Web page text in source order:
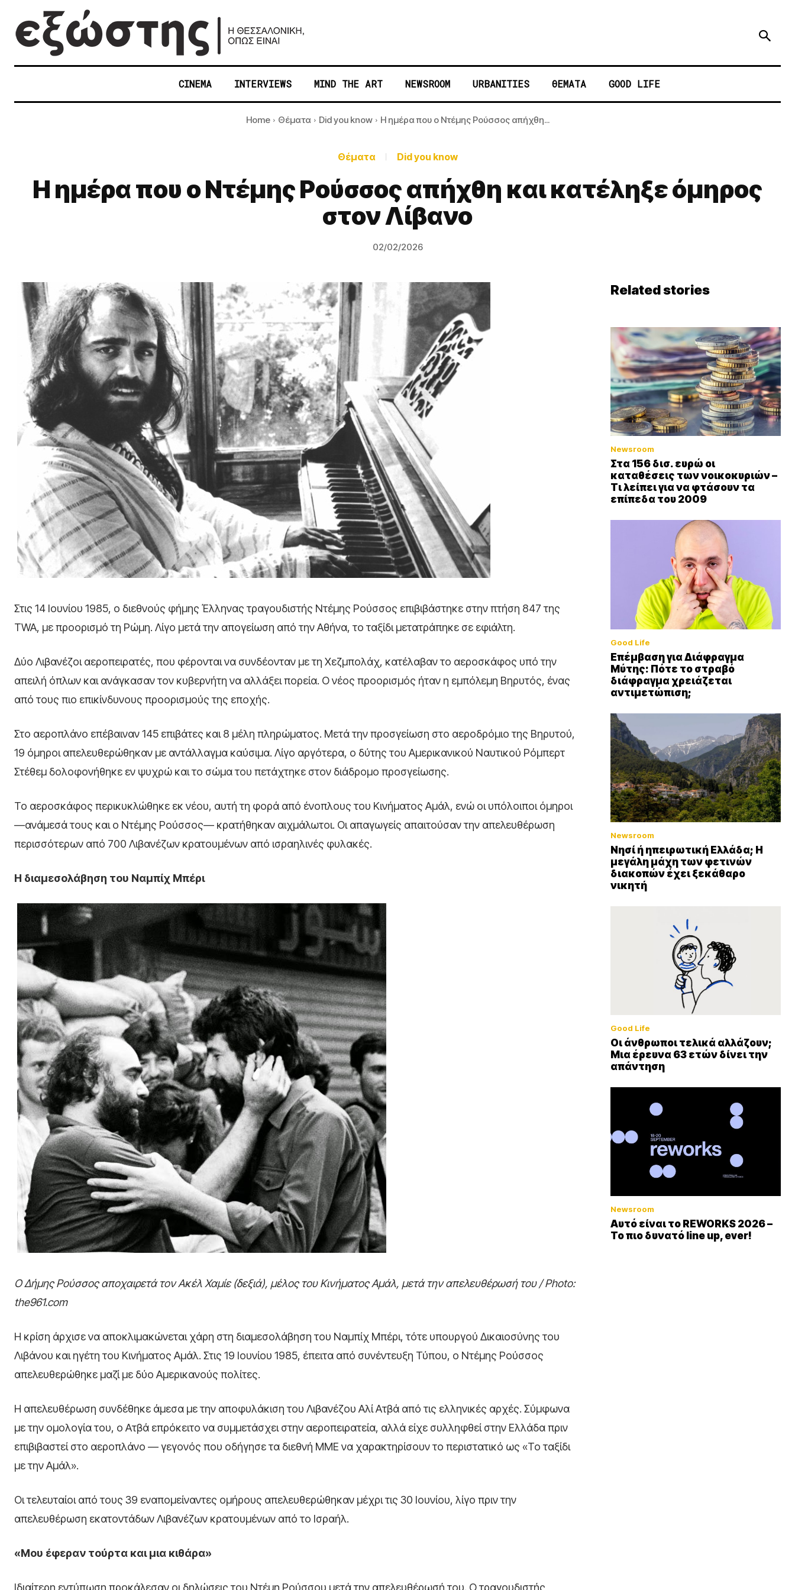
CINEMA INTERVIEWS MIND THE ART NEWSROOM URBANITIES ΘΕΜΑΤΑ GOOD LIFE
Home Θέματα Did you know Η ημέρα που ο Ντέμης Ρούσσος απήχθη...
Θέματα Did you know
Η ημέρα που ο Ντέμης Ρούσσος απήχθη και κατέληξε όμηρος
στον Λίβανο
02/02/2026
Στις 14 Ιουνίου 1985, ο διεθνούς φήμης Έλληνας τραγουδιστής Ντέμης Ρούσσος επιβιβάστηκε στην πτήση 847 της
TWA, με προορισμό τη Ρώμη. Λίγο μετά την απογείωση από την Αθήνα, το ταξίδι μετατράπηκε σε εφιάλτη.
Δύο Λιβανέζοι αεροπειρατές, που φέρονται να συνδέονταν με τη Χεζμπολάχ, κατέλαβαν το αεροσκάφος υπό την
απειλή όπλων και ανάγκασαν τον κυβερνήτη να αλλάξει πορεία. Ο νέος προορισμός ήταν η εμπόλεμη Βηρυτός, ένας
από τους πιο επικίνδυνους προορισμούς της εποχής.
Στο αεροπλάνο επέβαιναν 145 επιβάτες και 8 μέλη πληρώματος. Μετά την προσγείωση στο αεροδρόμιο της Βηρυτού,
19 όμηροι απελευθερώθηκαν με αντάλλαγμα καύσιμα. Λίγο αργότερα, ο δύτης του Αμερικανικού Ναυτικού Ρόμπερτ
Στέθεμ δολοφονήθηκε εν ψυχρώ και το σώμα του πετάχτηκε στον διάδρομο προσγείωσης.
Το αεροσκάφος περικυκλώθηκε εκ νέου, αυτή τη φορά από ένοπλους του Κινήματος Αμάλ, ενώ οι υπόλοιποι όμηροι
—ανάμεσά τους και ο Ντέμης Ρούσσος— κρατήθηκαν αιχμάλωτοι. Οι απαγωγείς απαιτούσαν την απελευθέρωση
περισσότερων από 700 Λιβανέζων κρατουμένων από ισραηλινές φυλακές.
Η διαμεσολάβηση του Ναμπίχ Μπέρι
Ο Δήμης Ρούσσος αποχαιρετά τον Ακέλ Χαμίε (δεξιά), μέλος του Κινήματος Αμάλ, μετά την απελευθέρωσή του / Photo:
the961.com
Η κρίση άρχισε να αποκλιμακώνεται χάρη στη διαμεσολάβηση του Ναμπίχ Μπέρι, τότε υπουργού Δικαιοσύνης του
Λιβάνου και ηγέτη του Κινήματος Αμάλ. Στις 19 Ιουνίου 1985, έπειτα από συνέντευξη Τύπου, ο Ντέμης Ρούσσος
απελευθερώθηκε μαζί με δύο Αμερικανούς πολίτες.
Η απελευθέρωση συνδέθηκε άμεσα με την αποφυλάκιση του Λιβανέζου Αλί Ατβά από τις ελληνικές αρχές. Σύμφωνα
με την ομολογία του, ο Ατβά επρόκειτο να συμμετάσχει στην αεροπειρατεία, αλλά είχε συλληφθεί στην Ελλάδα πριν
επιβιβαστεί στο αεροπλάνο — γεγονός που οδήγησε τα διεθνή ΜΜΕ να χαρακτηρίσουν το περιστατικό ως «Το ταξίδι
με την Αμάλ».
Οι τελευταίοι από τους 39 εναπομείναντες ομήρους απελευθερώθηκαν μέχρι τις 30 Ιουνίου, λίγο πριν την
απελευθέρωση εκατοντάδων Λιβανέζων κρατουμένων από το Ισραήλ.
«Μου έφεραν τούρτα και μια κιθάρα»
Ιδιαίτερη εντύπωση προκάλεσαν οι δηλώσεις του Ντέμη Ρούσσου μετά την απελευθέρωσή του. Ο τραγουδιστής
Related stories
Newsroom
Στα 156 δισ. ευρώ οι
καταθέσεις των νοικοκυριών –
Τι λείπει για να φτάσουν τα
επίπεδα του 2009
Good Life
Επέμβαση για Διάφραγμα
Μύτης: Πότε το στραβό
διάφραγμα χρειάζεται
αντιμετώπιση;
Newsroom
Νησί ή ηπειρωτική Ελλάδα; Η
μεγάλη μάχη των φετινών
διακοπών έχει ξεκάθαρο
νικητή
Good Life
Οι άνθρωποι τελικά αλλάζουν;
Μια έρευνα 63 ετών δίνει την
απάντηση
Newsroom
Αυτό είναι το REWORKS 2026 –
Το πιο δυνατό line up, ever!